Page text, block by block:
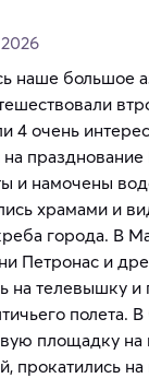
наше большое
4 очень
и намочены
храмами и
города. В
Петронас и
на телевышку и
полета.
площадку
прокатились на